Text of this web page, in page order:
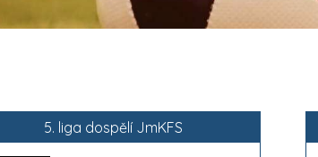
5. liga dospělí JmKFS